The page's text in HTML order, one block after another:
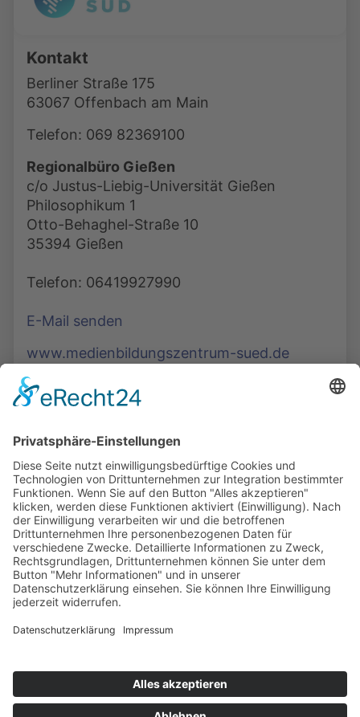
Kontakt
Berliner Straße 175
63067 Offenbach am Main
Telefon: 069 82369100
Regionalbüro Gießen
c/o Justus-Liebig-Universität Gießen
Philosophikum 1
Otto-Behaghel-Straße 10
35394 Gießen
Telefon: 06419927990
E-Mail senden
www.medienbildungszentrum-sued.de
Podcasts, Themen und Informationen.
Entdecken Sie unser Forum für Medien, Bildung
und Demokratie - jederzeit und überall
verfügbar.
Mehr erfahren
COOKIE-EINSTELLUNGEN